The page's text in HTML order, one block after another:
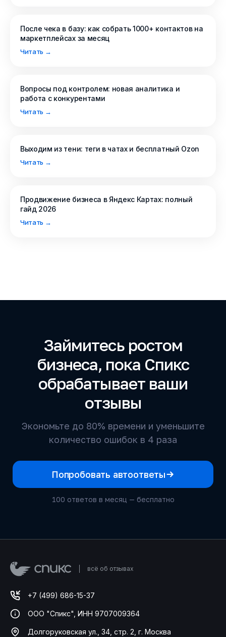
После чека в базу: как собрать 1000+ контактов на
маркетплейсах за месяц
Читать →
Вопросы под контролем: новая аналитика и
работа с конкурентами
Читать →
Выходим из тени: теги в чатах и бесплатный Ozon
Читать →
Продвижение бизнеса в Яндекс Картах: полный
гайд 2026
Читать →
Займитесь ростом
бизнеса, пока Спикс
обрабатывает ваши
отзывы
Экономьте до 80% времени и уменьшите
количество ошибок в 4 раза
Попробовать автоответы
100 ответов в месяц — бесплатно
всё об отзывах
+7 (499) 686-15-37
ООО "Спикс", ИНН 9707009364
Долгоруковская ул., 34, стр. 2, г. Москва